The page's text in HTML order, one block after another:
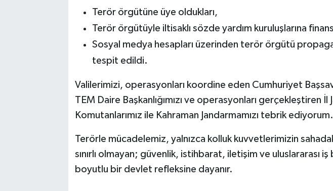
Terör örgütüne üye oldukları,
Terör örgütüyle iltisaklı sözde yardım kuruluşlarına
Sosyal medya hesapları üzerinden terör örgütü
tespit edildi.
Valilerimizi, operasyonları koordine eden Cumhuriyet
TEM Daire Başkanlığımızı ve operasyonları gerçekleştiren İl
Komutanlarımız ile Kahraman Jandarmamızı tebrik ediyorum.
Terörle mücadelemiz, yalnızca kolluk kuvvetlerimizin
sınırlı olmayan; güvenlik, istihbarat, iletişim ve uluslararası
boyutlu bir devlet refleksine dayanır.